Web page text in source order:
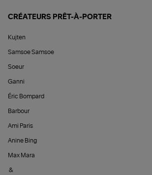
CRÉATEURS PRÊT-À-PORTER
Kujten
Samsoe Samsoe
Soeur
Ganni
Éric Bompard
Barbour
Ami Paris
Anine Bing
Max Mara
&